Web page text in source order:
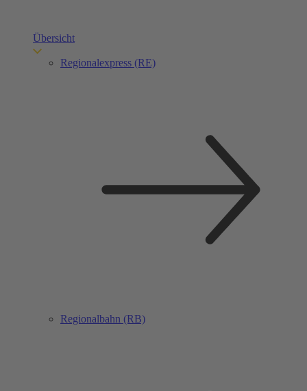
Übersicht
Regionalexpress (RE)
Regionalbahn (RB)